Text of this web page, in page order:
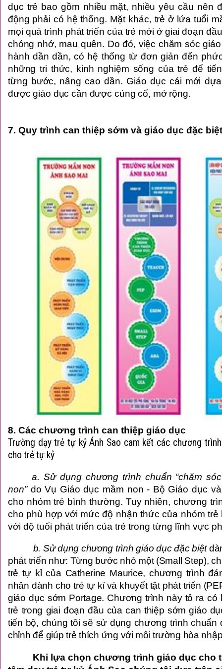
dục trẻ bao gồm nhiều mặt, nhiều yêu cầu nên
động phải có hệ thống. Mặt khác, trẻ ở lứa tuổi
mọi quá trình phát triển của trẻ mới ở giai đoạn
chóng nhớ, mau quên. Do đó, việc chăm sóc
hành dần dần, có hệ thống từ đơn giản đến
những tri thức, kinh nghiệm sống của trẻ để
từng bước, nâng cao dần. Giáo dục cái mới
được giáo dục cần được củng cố, mở rộng.
7. Quy trình can thiệp sớm và giáo dục đặc biệt
8. Các chương trình can thiệp giáo dục
Trường dạy trẻ tự kỷÁnh Sao cam kết các chương
cho trẻ tự kỷ
a. Sử dụng chương trình chuẩn “chăm
non”do Vụ Giáo dục mầm non - Bộ Giáo dục
cho nhóm trẻ bình thường. Tuy nhiên, chương
cho phù hợp với mức độ nhận thức của nhóm trẻ
với độ tuổi phát triển của trẻ trong từng lĩnh vực
b. Sử dụng chương trình giáo dục đặc biệt
phát triển như: Từng bước nhỏ một (Small Step),
trẻ tự kỉ của Catherine Maurice, chương trình
nhân dành cho trẻ tự kỉ và khuyết tật phát triển
giáo dục sớm Portage. Chương trình này tỏ ra
trẻ trong giai đoạn đầu của can thiệp sớm giáo
tiến bộ, chúng tôi sẽ sử dụng chương trình chuẩn
chỉnh để giúp trẻ thích ứng với môi trường hòa
Khi lựa chọn chương trình giáo dục cho